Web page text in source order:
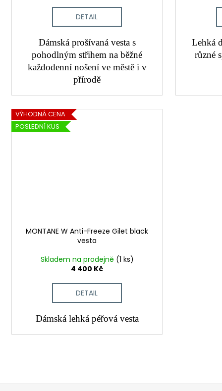
DETAIL
Dámská prošívaná vesta s
pohodlným střihem na běžné
každodenní nošení ve městě i v
přírodě
Lehká
různé
VÝHODNÁ CENA
POSLEDNÍ KUS
MONTANE W Anti-Freeze Gilet black
vesta
Skladem na prodejně (1 ks)
4 400 Kč
DETAIL
Dámská lehká péřová vesta